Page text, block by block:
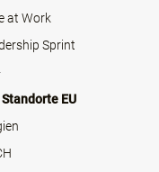
at Work
Sprint
Standorte EU